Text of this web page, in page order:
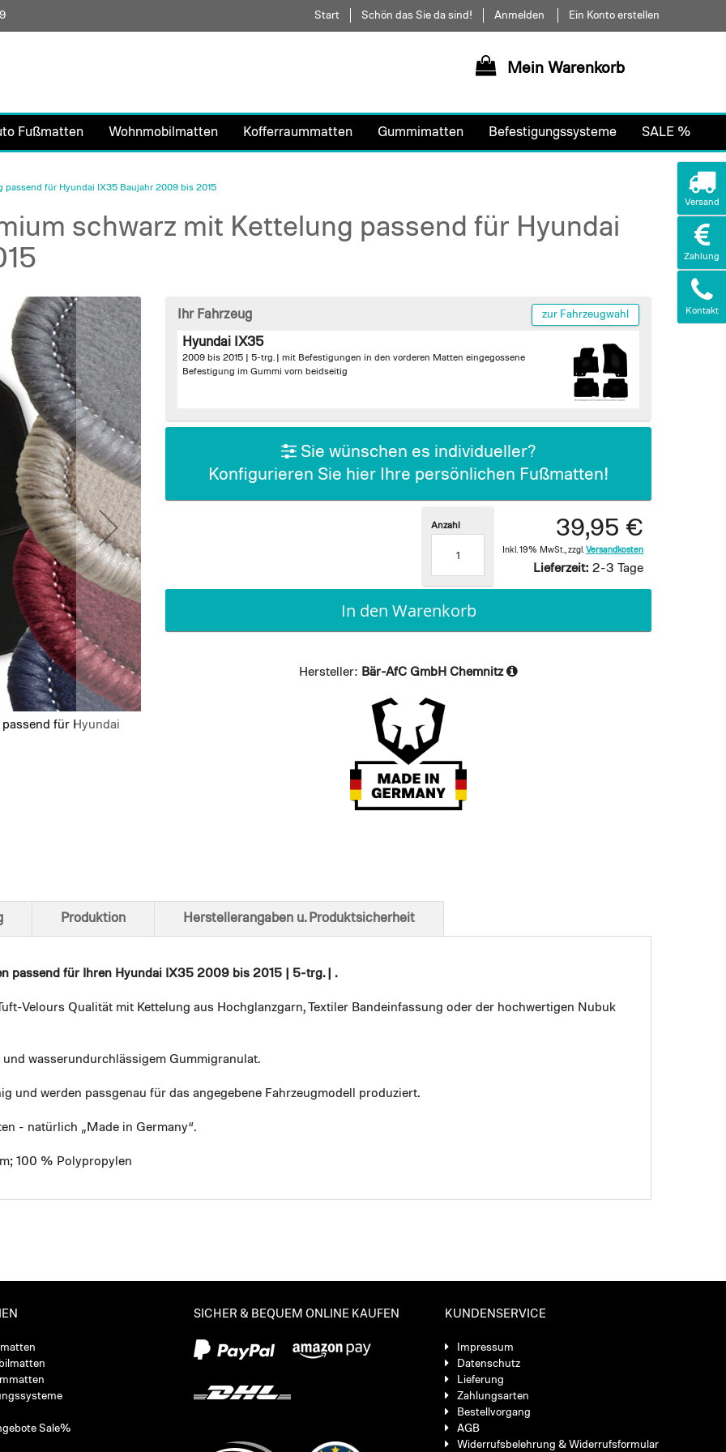
Direkt
zum
Start Schön das Sie da sind! Anmelden Ein Konto erstellen
Mein Warenkorb
Fußmatten Wohnmobilmatten Kofferraummatten Gummimatten Befestigungssysteme SALE %
passend für Hyundai IX35 Baujahr 2009 bis 2015
schwarz mit Kettelung passend für Hyundai
für Hyundai
Ansicht von unten
Ihr Fahrzeug zur Fahrzeugwahl
Hyundai IX35
2009 bis 2015 | 5-trg. | mit Befestigungen in den vorderen Matten eingegossene
Befestigung im Gummi vorn beidseitig
Sie wünschen es individueller?
Konfigurieren Sie hier Ihre persönlichen Fußmatten!
39,95 €
Inkl. 19% MwSt. zzgl. Versandkosten
Lieferzeit: 2-3 Tage
Anzahl
In den Warenkorb
Hersteller: Bär-AfC GmbH Chemnitz
passend für Ihren Hyundai IX35 2009 bis 2015 | 5-trg. | .
Velours Qualität mit Kettelung aus Hochglanzgarn, Textiler Bandeinfassung oder der hochwertigen Nubuk
wasserundurchlässigem Gummigranulat.
und werden passgenau für das angegebene Fahrzeugmodell produziert.
- natürlich „Made in Germany“.
100 % Polypropylen
Produktion Herstellerangaben u. Produktsicherheit
Sale%
SICHER & BEQUEM ONLINE KAUFEN KUNDENSERVICE
Impressum
Datenschutz
Lieferung
Zahlungsarten
Bestellvorgang
AGB
Widerrufsbelehrung & Widerrufsformular
Versand
Zahlung
Kontakt